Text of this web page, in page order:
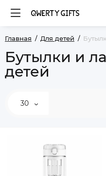
Главная Для детей
Бутылки и
детей
30